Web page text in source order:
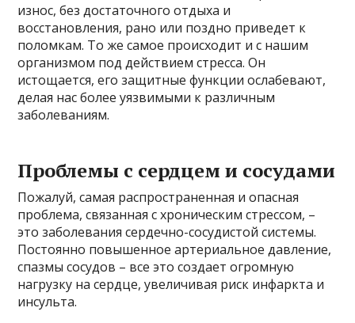
износ, без достаточного отдыха и
восстановления, рано или поздно приведет к
поломкам. То же самое происходит и с нашим
организмом под действием стресса. Он
истощается, его защитные функции ослабевают,
делая нас более уязвимыми к различным
заболеваниям.
Проблемы с сердцем и сосудами
Пожалуй, самая распространенная и опасная
проблема, связанная с хроническим стрессом, –
это заболевания сердечно-сосудистой системы.
Постоянно повышенное артериальное давление,
спазмы сосудов – все это создает огромную
нагрузку на сердце, увеличивая риск инфаркта и
инсульта.